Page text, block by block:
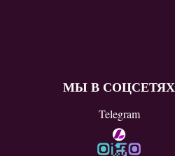
МЫ В СОЦСЕТЯХ
Telegram